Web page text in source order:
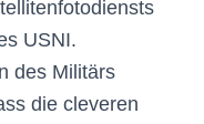
USNI.
des Militärs
die cleveren